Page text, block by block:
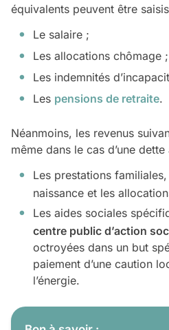
équivalents peuvent être
Le salaire ;
Les allocations chômage ;
Les indemnités
Les pensions de retraite.
Néanmoins, les revenus
même dans le cas d’une
Les prestations
naissance et les
Les aides sociales
centre public d’action
octroyées dans un but
paiement d’une caution
l’énergie.